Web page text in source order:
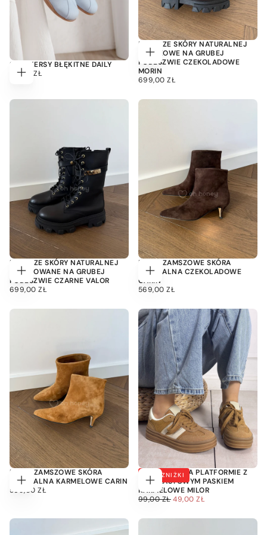
Wybierz
SNEAKERSY BŁĘKITNE DAILY
119,00
CENA
119,00 ZŁ
Wybierz
opcje
BOTKI ZE SKÓRY NATURALNEJ
ZAMSZOWE NA GRUBEJ
PODESZWIE CZEKOLADOWE
MORIN
699,00
CENA
699,00 ZŁ
Wybierz
opcje
BOTKI ZE SKÓRY NATURALNEJ
SZNUROWANE NA GRUBEJ
PODESZWIE CZARNE VALOR
699,00
CENA
699,00 ZŁ
Wybierz
opcje
BOTKI ZAMSZOWE SKÓRA
NATURALNA CZEKOLADOWE
CARIN
569,00
CENA
569,00 ZŁ
Wybierz
opcje
BOTKI ZAMSZOWE SKÓRA
NATURALNA KARMELOWE CARIN
569,00
CENA
569,00 ZŁ Dodaj
do
koszyka
SNEAKERSY NA PLATFORMIE Z
KONTRASTOWYM PASKIEM
KARMELOWE MILOR
50 % ZNIŻKI
49,00
CENA
99,00 ZŁCENA
49,00 ZŁ